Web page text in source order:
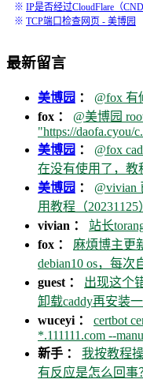
※ IP是否经过CloudFlare（
※ TCP端口检查网页 - 美博园
最新留言
美博园 ： @fox 有
fox ： @美博园
"https://daofa.cyou/
美博园 ： @fox
在没有使用了，教
美博园 ： @vivian
用教程（20231125
vivian ： 站长
fox ： 麻煩博主更
debian10 os，每次
guest ： 出现这个
卸载caddy再安装
wuceyi ： certbot
*.111111.com --
新手 ： 我按教程
有反应是怎么回事